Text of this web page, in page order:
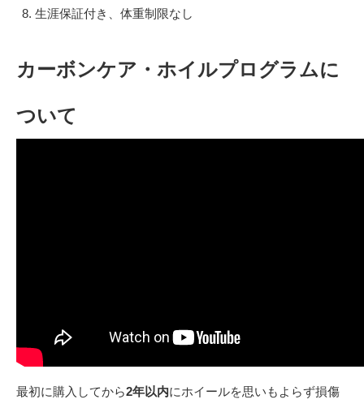
生涯保証付き、体重制限なし
カーボンケア・ホイルプログラムに
ついて
最初に購入してから2年以内にホイールを思いもよらず損傷